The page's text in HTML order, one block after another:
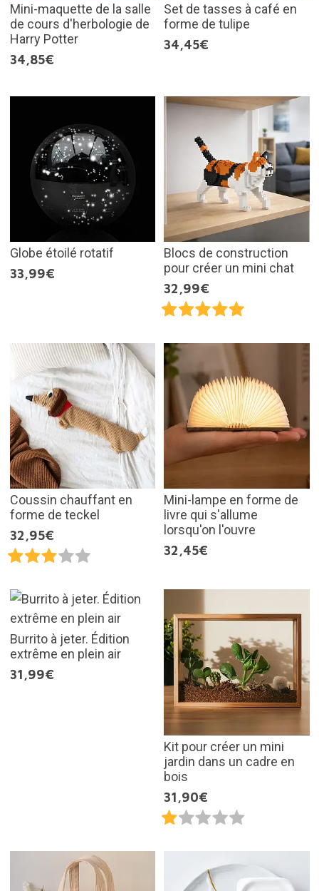
Mini-maquette de la salle
de cours d'herbologie de
Harry Potter
34,85€
Set de tasses à café en
forme de tulipe
34,45€
Globe étoilé rotatif
33,99€
Blocs de construction
pour créer un mini chat
32,99€
Coussin chauffant en
forme de teckel
32,95€
Mini-lampe en forme de
livre qui s'allume
lorsqu'on l'ouvre
32,45€
Burrito à jeter. Édition
extrême en plein air
31,99€
Kit pour créer un mini
jardin dans un cadre en
bois
31,90€